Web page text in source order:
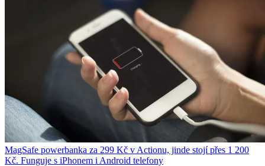
MagSafe powerbanka za 299 Kč v Actionu, jinde stojí přes 1 200
Kč. Funguje s iPhonem i Android telefony